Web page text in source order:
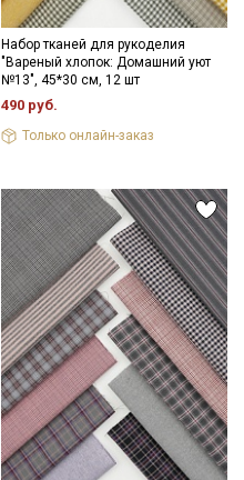
Набор тканей для рукоделия
"Вареный хлопок: Домашний уют
№13", 45*30 см, 12 шт
490 руб.
Только онлайн-заказ